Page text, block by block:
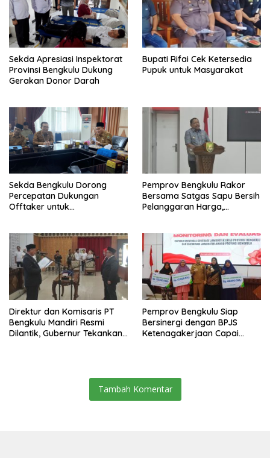
Sekda Apresiasi Inspektorat
Provinsi Bengkulu Dukung
Gerakan Donor Darah
Bupati Rifai Cek Ketersedia
Pupuk untuk Masyarakat
Sekda Bengkulu Dorong
Percepatan Dukungan
Offtaker untuk
Pemprov Bengkulu Rakor
Bersama Satgas Sapu Bersih
Pelanggaran Harga,
Masih Jadi Sorotan
Direktur dan Komisaris PT
Bengkulu Mandiri Resmi
Dilantik, Gubernur Tekankan
Pemprov Bengkulu Siap
Bersinergi dengan BPJS
Ketenagakerjaan Capai
Tambah Komentar